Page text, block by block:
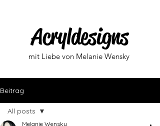
mit Liebe von Melanie Wensky
Acryldesigns
Beitrag
All posts
Melanie Wensky